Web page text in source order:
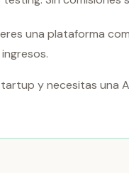
una plataforma
y necesitas una